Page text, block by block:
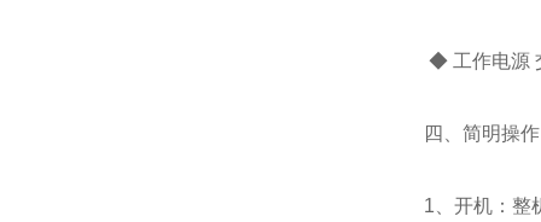
◆ 工作电源
四、简明操
1、开机：整